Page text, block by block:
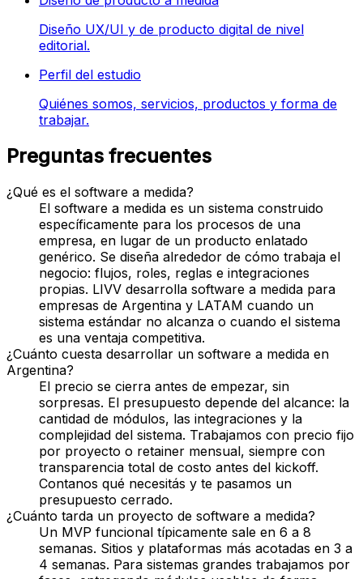
Diseño UX/UI y de producto digital de nivel
editorial.
Perfil del estudio
Quiénes somos, servicios, productos y forma de
trabajar.
Preguntas frecuentes
¿Qué es el software a medida?
El software a medida es un sistema construido
específicamente para los procesos de una
empresa, en lugar de un producto enlatado
genérico. Se diseña alrededor de cómo trabaja el
negocio: flujos, roles, reglas e integraciones
propias. LIVV desarrolla software a medida para
empresas de Argentina y LATAM cuando un
sistema estándar no alcanza o cuando el sistema
es una ventaja competitiva.
¿Cuánto cuesta desarrollar un software a medida en
Argentina?
El precio se cierra antes de empezar, sin
sorpresas. El presupuesto depende del alcance: la
cantidad de módulos, las integraciones y la
complejidad del sistema. Trabajamos con precio fijo
por proyecto o retainer mensual, siempre con
transparencia total de costo antes del kickoff.
Contanos qué necesitás y te pasamos un
presupuesto cerrado.
¿Cuánto tarda un proyecto de software a medida?
Un MVP funcional típicamente sale en 6 a 8
semanas. Sitios y plataformas más acotadas en 3 a
4 semanas. Para sistemas grandes trabajamos por